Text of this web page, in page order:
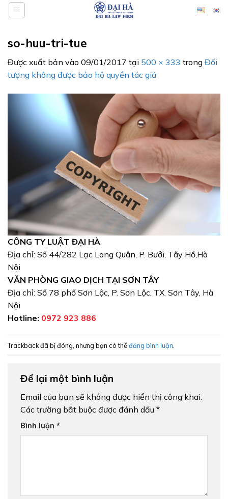
Bỏ
qua
dungso-huu-tri-tue
Được xuất bản vào 09/01/2017 tại 500 × 333 trong Đối
tượng không được bảo hộ quyền tác giả
CÔNG TY LUẬT ĐẠI HÀ
Địa chỉ: Số 44/282 Lạc Long Quân, P. Bưởi, Tây Hồ,Hà
Nội
VĂN PHÒNG GIAO DỊCH TẠI SƠN TÂY
Địa chỉ: Số 78 phố Sơn Lộc, P. Sơn Lộc, TX. Sơn Tây, Hà
Nội
Hotline: 0972 923 886
Trackback đã bị đóng, nhưng bạn có thểđăng bình luận
Để lại một bình luận
Email của bạn sẽ không được hiển thị công khai.
Các trường bắt buộc được đánh dấu *
Bình luận *